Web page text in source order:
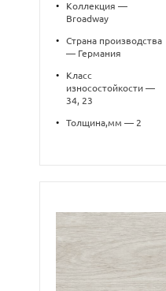
•
Коллекция —
Broadway
•
Страна производства
— Германия
•
Класс
износостойкости —
34, 23
• Толщина,мм — 2